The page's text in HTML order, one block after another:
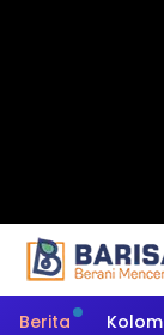
Berita Kolom